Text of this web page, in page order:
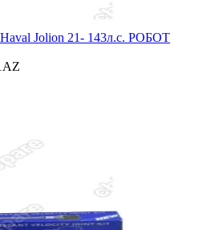
Jolion 21- 143л.с. РОБОТ